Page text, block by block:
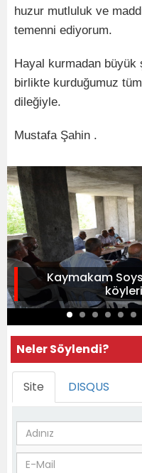
huzur mutluluk ve
temenni ediyorum.
Hayal kurmadan büyük
birlikte kurduğumuz
dileğiyle.
Mustafa Şahin .
Kaymakam
Neler Söylendi?
Site DISQUS